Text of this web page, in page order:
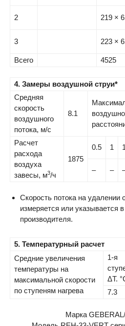
2 219 ×
3 223 ×
Всего
4525
4. Замеры воздушной струи*
Средняя
скорость
воздушного
потока, м/с
8.1
Расчет
расхода
воздуха
завесы, м3/ч
1875
0.5 1
– –
Скорость потока на удалении
измеряется или указывается
производителя.
5. Температурный расчет
Средние увеличения
температуры на
максимальной скорости
по ступеням нагрева
1-я
ΔT.
7.3
Марка GEBERAL/